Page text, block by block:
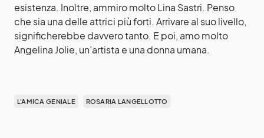
esistenza. Inoltre, ammiro molto Lina Sastri. Penso
che sia una delle attrici più forti. Arrivare al suo livello,
significherebbe davvero tanto. E poi, amo molto
Angelina Jolie, un’artista e una donna umana.
L'AMICA GENIALE ROSARIA LANGELLOTTO